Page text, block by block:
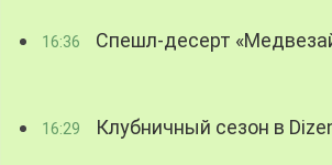
16:36 Спешл-десерт
16:29 Клубничный сезон в